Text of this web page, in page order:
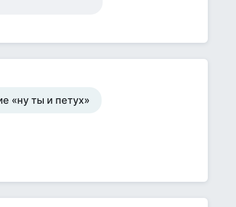
«ну ты и петух»